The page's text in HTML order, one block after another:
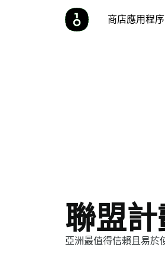
商店應用程序
聯盟計
亞洲最值得信賴且易於